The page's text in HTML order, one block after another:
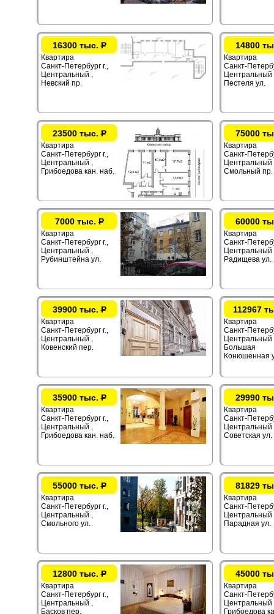
16300 тыс.Р
Квартира
Санкт-Петербург г.,
Центральный ,
Невский пр.
14800
Квартира
Санкт-
Центральный
Пестеля ул.
23500 тыс.Р
Квартира
Санкт-Петербург г.,
Центральный ,
Грибоедова кан. наб.
75000
Квартира
Санкт-
Центральный
Смольный пр.
7000 тыс.Р
Квартира
Санкт-Петербург г.,
Центральный ,
Рубинштейна ул.
60000
Квартира
Санкт-
Центральный
Радищева ул.
39900 тыс.Р
Квартира
Санкт-Петербург г.,
Центральный ,
Ковенский пер.
112967
Квартира
Санкт-
Центральный
Большая
Конюшенная
35900 тыс.Р
Квартира
Санкт-Петербург г.,
Центральный ,
Грибоедова кан. наб.
29990
Квартира
Санкт-
Центральный
Советская ул.
55000 тыс.Р
Квартира
Санкт-Петербург г.,
Центральный ,
Смольного ул.
81829
Квартира
Санкт-
Центральный
Парадная ул.
12800 тыс.Р
Квартира
Санкт-Петербург г.,
Центральный ,
Басков пер.
45000
Квартира
Санкт-
Центральный
Грибоедова